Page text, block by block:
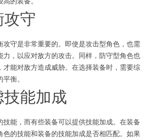
守
攻守是非常重要的。即使是攻击型角色，也需
力，以应对敌方的攻击。同样，防守型角色也
才能对敌方造成威胁。在选择装备时，需要综
衡。
能加成
技能，而有些装备可以提供技能加成。在装备
色的技能和装备的技能加成是否相匹配。如果